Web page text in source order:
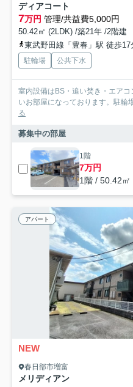
ディアコート
7万円 管理/共益費5,000円
50.42㎡ (2LDK) /築21年 /2階建
東武野田線「豊春」駅 徒歩17
駐輪場 公共下水
室内設備はBS・追い焚き・エア
いお部屋になっております。駐輪
る
募集中の部屋
1階
7万円
1階 / 50.42㎡
アパート
NEW
春日部市増富
メリディアン